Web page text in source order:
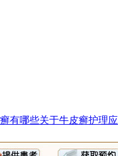
有哪些关于牛皮癣护理应